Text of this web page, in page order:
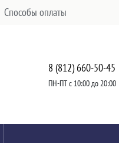
Способы оплаты
8 (812) 660-50-45
ПН-ПТ с 10:00 до 20:00